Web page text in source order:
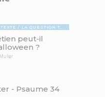
LA QUESTION TABOUE
peut-il
?
- Psaume 34